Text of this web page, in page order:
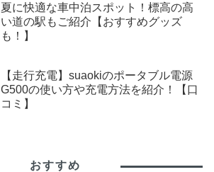
夏に快適な車中泊スポット！標高の高
い道の駅もご紹介【おすすめグッズ
も！】
【走行充電】suaokiのポータブル電源
G500の使い方や充電方法を紹介！【口
コミ】
おすすめ